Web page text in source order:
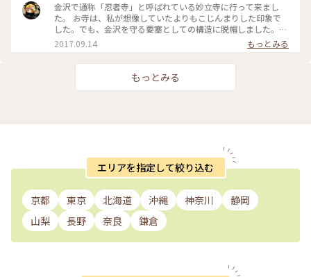
金沢で通称「忍者寺」と呼ばれている妙立寺に行って来まし
た。 お寺は、私が想像していたよりもこじんまりした印象で
した。でも、金沢を守る要塞としての構造に脱帽しました。
ちなみに、これはお寺の裏口にあたる場所です。人が多くて、
驚きで正面を撮影するのを忘れてしまいました(笑) 見学には予
約が必要ですが、ぜひいってみてください。 #金沢 #寺
2017.09.14 もっとみる
もっとみる
エリアを指定して絞り込む
京都 東京 北海道 沖縄 神奈川
静岡
山梨
長野 奈良 鎌倉